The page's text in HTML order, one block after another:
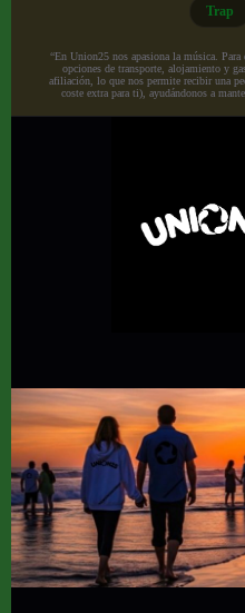
Trap
“En Union25 nos apasiona la música.
opciones de transporte, alojamiento y
afiliación, lo que nos permite recibir una
coste extra para ti), ayudándonos a